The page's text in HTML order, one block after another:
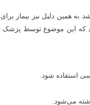
دلیل نیز بیمار برای
که این موضوع توسط
استفاده شود.
می‌شود.